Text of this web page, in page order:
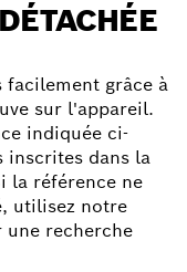
grâce à
sur l'appareil.
indiquée ci-
inscrites dans la
la référence ne
utilisez notre
une recherche